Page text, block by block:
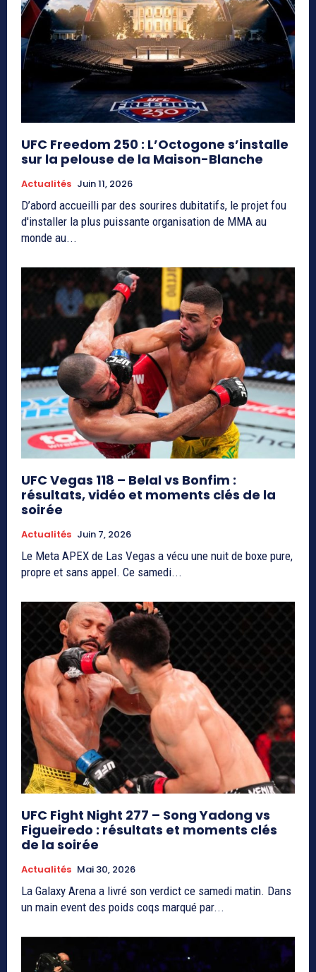
UFC Freedom 250 : L’Octogone s’installe
sur la pelouse de la Maison-Blanche
Actualités Juin 11, 2026
D’abord accueilli par des sourires dubitatifs, le projet fou
d'installer la plus puissante organisation de MMA au
monde au...
UFC Vegas 118 – Belal vs Bonfim :
résultats, vidéo et moments clés de la
soirée
Actualités Juin 7, 2026
Le Meta APEX de Las Vegas a vécu une nuit de boxe pure,
propre et sans appel. Ce samedi...
UFC Fight Night 277 – Song Yadong vs
Figueiredo : résultats et moments clés
de la soirée
Actualités Mai 30, 2026
La Galaxy Arena a livré son verdict ce samedi matin. Dans
un main event des poids coqs marqué par...